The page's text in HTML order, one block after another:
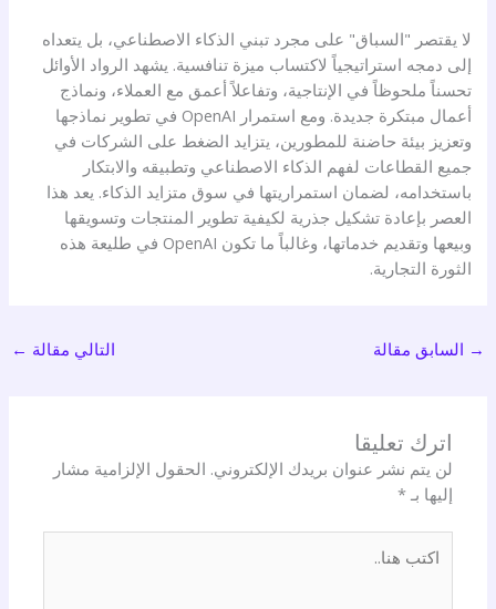
لا يقتصر "السباق" على مجرد تبني الذكاء الاصطناعي، بل يتعداه
إلى دمجه استراتيجياً لاكتساب ميزة تنافسية. يشهد الرواد الأوائل
تحسناً ملحوظاً في الإنتاجية، وتفاعلاً أعمق مع العملاء، ونماذج
أعمال مبتكرة جديدة. ومع استمرار OpenAI في تطوير نماذجها
وتعزيز بيئة حاضنة للمطورين، يتزايد الضغط على الشركات في
جميع القطاعات لفهم الذكاء الاصطناعي وتطبيقه والابتكار
باستخدامه، لضمان استمراريتها في سوق متزايد الذكاء. يعد هذا
العصر بإعادة تشكيل جذرية لكيفية تطوير المنتجات وتسويقها
وبيعها وتقديم خدماتها، وغالباً ما تكون OpenAI في طليعة هذه
الثورة التجارية.
→ السابق مقالة التالي مقالة ←
اترك تعليقا
لن يتم نشر عنوان بريدك الإلكتروني. الحقول الإلزامية مشار
إليها بـ*
هنا..